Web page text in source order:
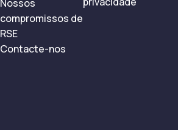
Nossos
compromissos de
RSE
Contacte-nos